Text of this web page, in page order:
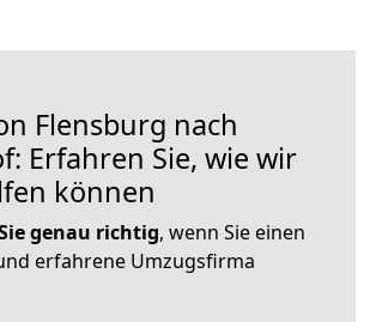
Flensburg nach
Erfahren Sie, wie wir
können
genau richtig, wenn Sie einen
erfahrene Umzugsfirma